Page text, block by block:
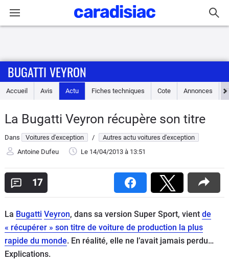
Accueil
Essais
Guide
Electriques
Utilitaires
Flottes
Auto
BUGATTI VEYRON
Accueil Avis Actu Fiches techniques Cote Annonces
La Bugatti Veyron récupère son titre
Dans Voitures d'exception /
Autres actu voitures d'exception
Antoine Dufeu
Le 14/04/2013 à 13:51
17
La Bugatti Veyron, dans sa version Super Sport, vient de
« récupérer » son titre de voiture de production la plus
rapide du monde. En réalité, elle ne l’avait jamais perdu…
Explications.